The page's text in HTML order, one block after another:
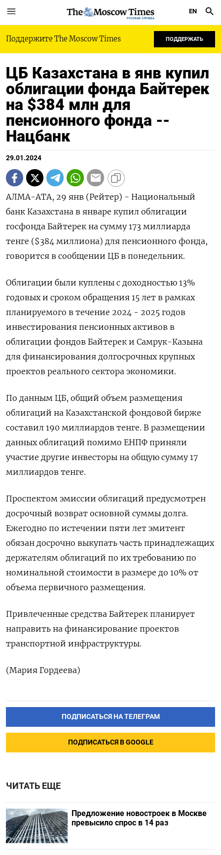
РУССКАЯ СЛУЖБА
EN
Поддержите The Moscow Times ПОДДЕРЖАТЬ
ЦБ Казахстана в янв купил
облигации фонда Байтерек
на $384 млн для
пенсионного фонда --
Нацбанк
29.01.2024
АЛМА-АТА, 29 янв (Рейтер) - Национальный
банк Казахстана в январе купил облигации
госфонда Байтерек на сумму 173 миллиарда
тенге ($384 миллиона) для пенсионного фонда,
говорится в сообщении ЦБ в понедельник.
Облигации были куплены с доходностью 13%
годовых и сроком обращения 15 лет в рамках
планируемого в течение 2024 - 2025 годов
инвестирования пенсионных активов в
облигации фондов Байтерек и Самрук-Казына
для финансирования долгосрочных крупных
проектов реального сектора экономики.
По данным ЦБ, общий объем размещения
облигаций на Казахстанской фондовой бирже
составил 190 миллиардов тенге. В размещении
данных облигаций помимо ЕНПФ приняли
участие другие инвесторы на общую сумму 17
миллиардов тенге.
Проспектом эмиссии облигаций предусмотрен
досрочный возврат основной суммы долга.
Ежегодно по истечении пяти лет эмитент
обязан досрочно выкупать часть принадлежащих
держателям облигаций по их требованию по
номинальной стоимости в размере до 10% от
объема первичного размещения.
Привлеченные средства Байтерек планирует
направить на финансирование проектов
транспортной инфраструктуры.
(Мария Гордеева)
ПОДПИСАТЬСЯ НА ТЕЛЕГРАМ
ПОДПИСАТЬСЯ В GOOGLE
ЧИТАТЬ ЕЩЕ
Предложение новостроек в Москве
превысило спрос в 14 раз